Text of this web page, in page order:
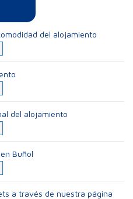
del alojamiento
del alojamiento
Buñol
a través de nuestra página